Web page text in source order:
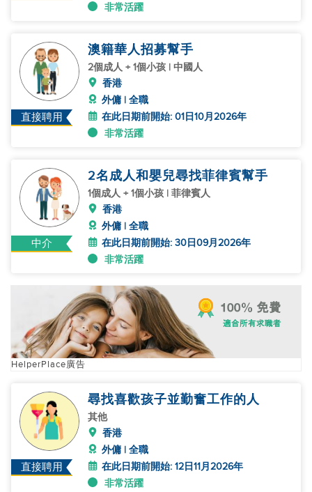
非常活躍
直接聘用
澳籍華人招募幫手
2個成人 + 1個小孩 | 中國人
香港
外傭 | 全職
在此日期前開始: 01日10月2026年
非常活躍
中介
2名成人和嬰兒尋找菲律賓幫手
1個成人 + 1個小孩 | 菲律賓人
香港
外傭 | 全職
在此日期前開始: 30日09月2026年
非常活躍
HelperPlace廣告
直接聘用
尋找喜歡孩子並勤奮工作的人
其他
香港
外傭 | 全職
在此日期前開始: 12日11月2026年
非常活躍